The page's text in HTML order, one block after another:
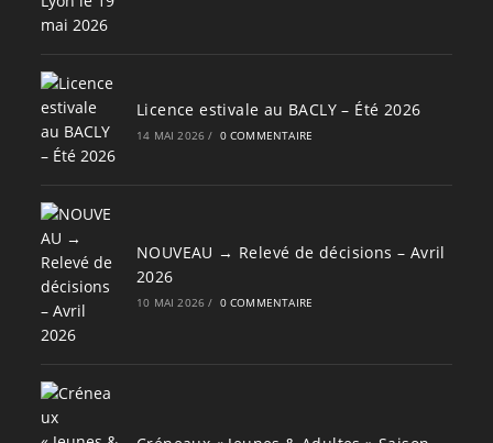
Licence estivale au BACLY – Été 2026
14 MAI 2026 / 0 COMMENTAIRE
NOUVEAU → Relevé de décisions – Avril
2026
10 MAI 2026 / 0 COMMENTAIRE